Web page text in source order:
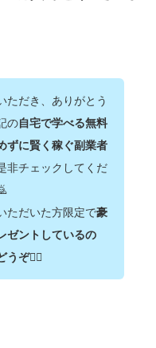
ただき、ありがとう
の自宅で学べる無料
ずに賢く稼ぐ副業者
非チェックしてくだ
ただいた方限定で豪
ゼントしているの
うぞ💁‍♂️